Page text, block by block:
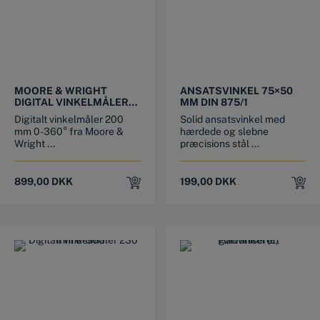
MOORE & WRIGHT
DIGITAL VINKELMÅLER
200 MM 0-360°
Digitalt vinkelmåler 200
mm 0-360° fra Moore &
Wright ...
899,00 DKK
ANSATSVINKEL 75×50
MM DIN 875/1
Solid ansatsvinkel med
hærdede og slebne
præcisions stål ...
199,00 DKK